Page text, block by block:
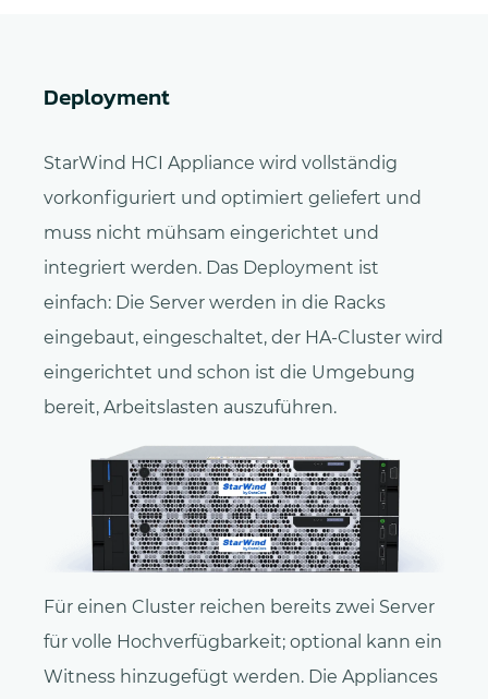
Deployment
StarWind HCI Appliance wird vollständig
vorkonfiguriert und optimiert geliefert und
muss nicht mühsam eingerichtet und
integriert werden. Das Deployment ist
einfach: Die Server werden in die Racks
eingebaut, eingeschaltet, der HA-Cluster wird
eingerichtet und schon ist die Umgebung
bereit, Arbeitslasten auszuführen.
Für einen Cluster reichen bereits zwei Server
für volle Hochverfügbarkeit; optional kann ein
Witness hinzugefügt werden. Die Appliances